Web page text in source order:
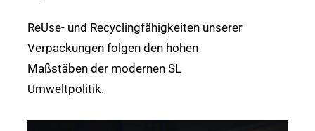
ReUse- und Recyclingfähigkeiten unserer
Verpackungen folgen den hohen
Maßstäben der modernen SL
Umweltpolitik.